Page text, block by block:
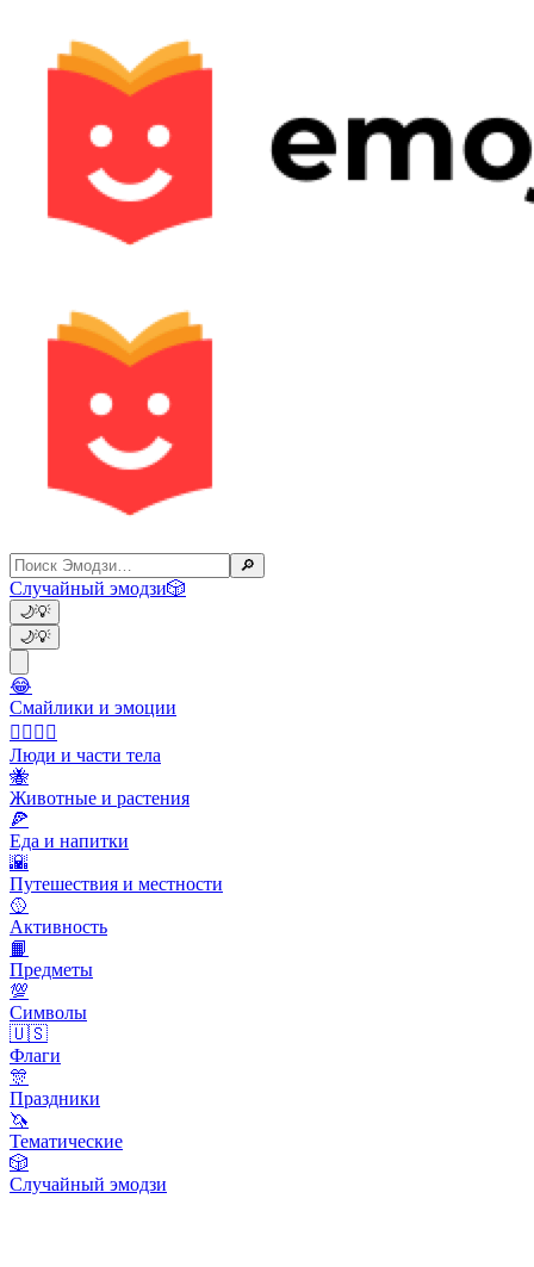
🔎
Случайный эмодзи🎲
🌙💡
🌙💡
😂
Смайлики и эмоции
👩‍❤️‍💋‍👨
Люди и части тела
🐝
Животные и растения
🍕
Еда и напитки
🌇
Путешествия и местности
🥎
Активность
📙
Предметы
💯
Символы
🇺🇸
Флаги
🎊
Праздники
🦄
Тематические
🎲
Случайный эмодзи